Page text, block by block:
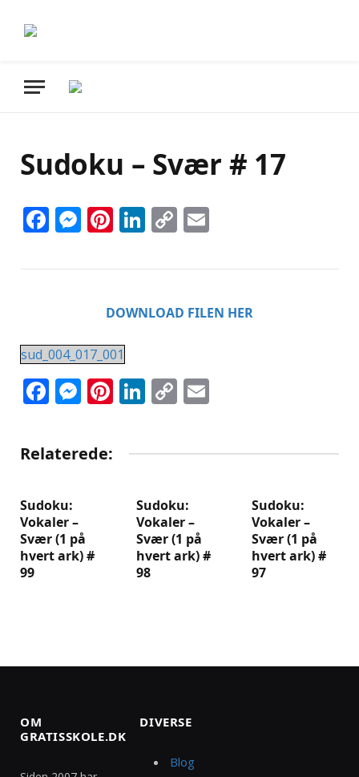
Sudoku – Svær # 17
Facebook
Messenger
Pinterest
LinkedIn
Copy
DOWNLOAD FILEN HER
sud_004_017_001
Facebook
Messenger
Pinterest
LinkedIn
Copy
Relaterede:
Sudoku:
Vokaler –
Svær (1 på
hvert ark) #
99
Sudoku:
Vokaler –
Svær (1 på
hvert ark) #
98
Sudoku:
Vokaler –
Svær (1 på
hvert ark) #
97
OM
GRATISSKOLE.DK
DIVERSE
Blog